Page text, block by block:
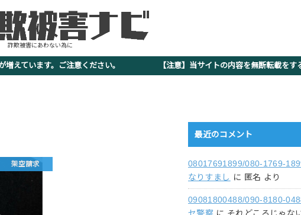
詐欺被害にあわない為に
が増えています。ご注意ください。 【注意】当サイトの内容を無断転載をする
架空請求
最近のコメント
08017691899/080-1769-
なりすまし に 匿名 より
09081800488/090-8180-